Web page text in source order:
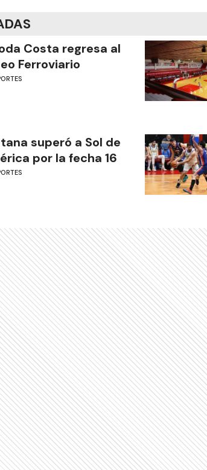
Costa regresa al
Ferroviario
superó a Sol de
por la fecha 16